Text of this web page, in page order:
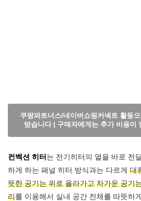
쿠팡파트너스/네이버쇼핑커넥트 활동
받습니다 | 구매자에게는 추가 비용이
컨벡션 히터는 전기히터의 열을 바로 전
하게 하는 패널 히터 방식과는 다르게 대
뜻한 공기는 위로 올라가고 차가운 공기
리를 이용해서 실내 공간 전체를 따뜻하